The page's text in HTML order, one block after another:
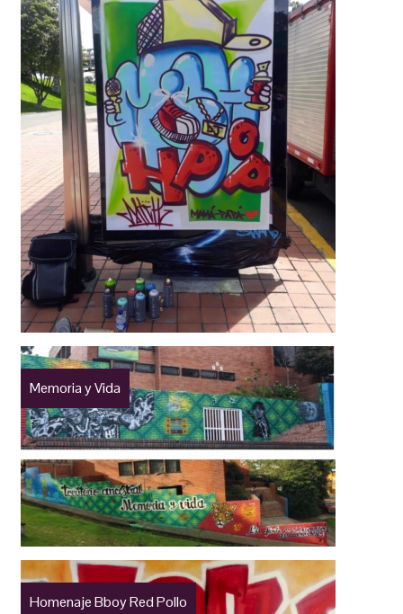
Memoria y Vida
Homenaje Bboy Red Pollo